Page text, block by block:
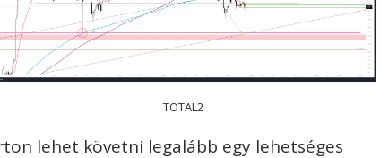
TOTAL2
lehet követni legalább egy lehetséges